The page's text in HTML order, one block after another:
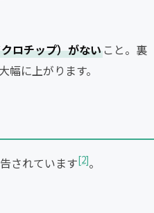
ロチップ）がない こと。裏
に上がります。
されています[2]。